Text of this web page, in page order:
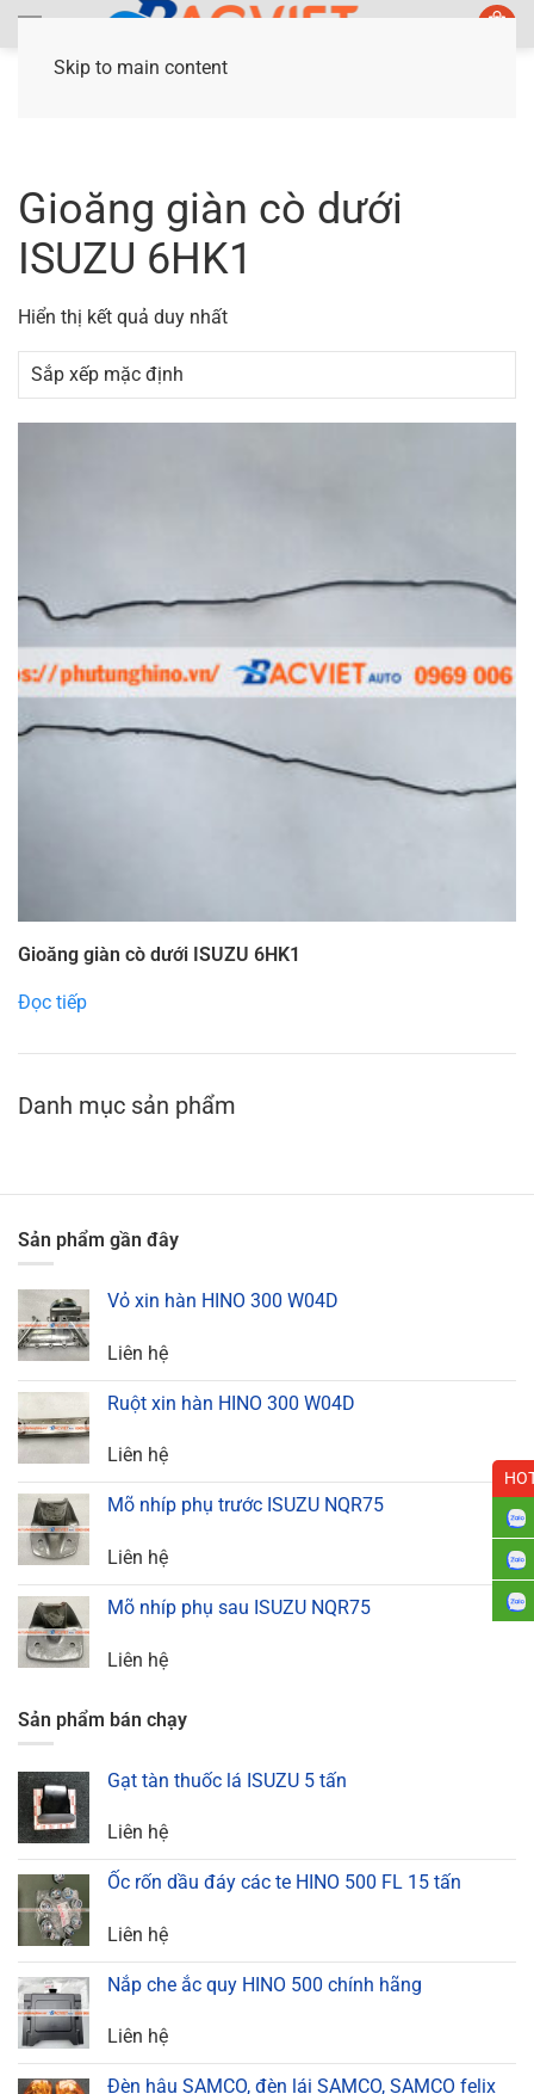
Skip to main content
Gioăng giàn cò dưới
ISUZU 6HK1
Hiển thị kết quả duy nhất
Gioăng giàn cò dưới ISUZU 6HK1
Đọc tiếp
Danh mục sản phẩm
Sản phẩm gần đây
Vỏ xin hàn HINO 300 W04D
Liên hệ
Ruột xin hàn HINO 300 W04D
Liên hệ
Mõ nhíp phụ trước ISUZU NQR75
Liên hệ
Mõ nhíp phụ sau ISUZU NQR75
Liên hệ
Sản phẩm bán chạy
Gạt tàn thuốc lá ISUZU 5 tấn
Liên hệ
Ốc rốn dầu đáy các te HINO 500 FL 15 tấn
Liên hệ
Nắp che ắc quy HINO 500 chính hãng
Liên hệ
Đèn hậu SAMCO, đèn lái SAMCO, SAMCO felix